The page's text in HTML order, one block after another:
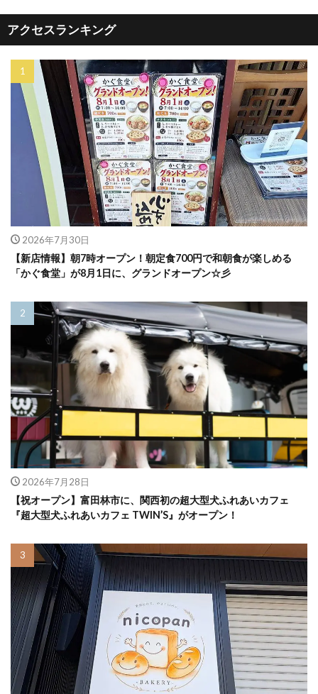
アクセスランキング
2026年7月30日
【新店情報】朝7時オープン！朝定食700円で和朝食が楽しめる
「かぐ食堂」が8月1日に、グランドオープン☆彡
2026年7月28日
【祝オープン】富田林市に、関西初の超大型犬ふれあいカフェ
『超大型犬ふれあいカフェ TWIN’S』がオープン！